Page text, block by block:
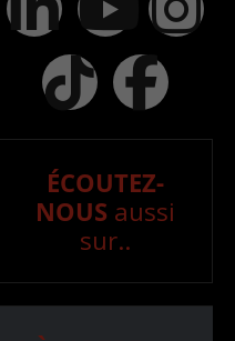
ÉCOUTEZ-
NOUS aussi
sur..